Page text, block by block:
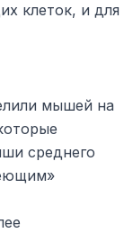
клеток, и для
мышей на
среднего